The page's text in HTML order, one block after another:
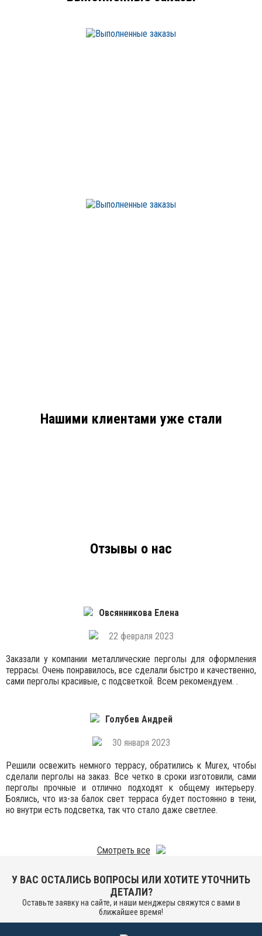
Нашими клиентами уже стали
Отзывы о нас
Овсянникова Елена
22 февраля 2023
Заказали у компании металлические перголы для оформления
террасы. Очень понравилось, все сделали быстро и качественно,
сами перголы красивые, с подсветкой. Всем рекомендуем. .
Голубев Андрей
30 января 2023
Решили освежить немного террасу, обратились к Murex, чтобы
сделали перголы на заказ. Все четко в сроки изготовили, сами
перголы прочные и отлично подходят к общему интерьеру.
Боялись, что из-за балок свет терраса будет постоянно в тени,
но внутри есть подсветка, так что стало даже светлее.
Смотреть все
У ВАС ОСТАЛИСЬ ВОПРОСЫ ИЛИ ХОТИТЕ УТОЧНИТЬ
ДЕТАЛИ?
Оставьте заявку на сайте, и наши менджеры свяжутся с вами в
ближайшее время!